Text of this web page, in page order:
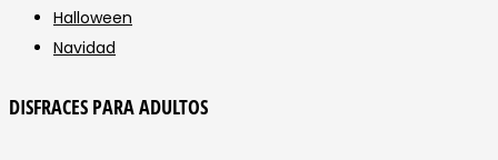
Halloween
Navidad
DISFRACES PARA ADULTOS